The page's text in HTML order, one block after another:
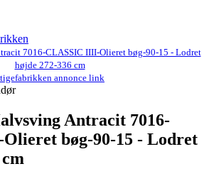
7016-CLASSIC IIII-Olieret bøg-90-15 - Lodret
højde 272-336 cm
annonce link
Antracit 7016-
bøg-90-15 - Lodret